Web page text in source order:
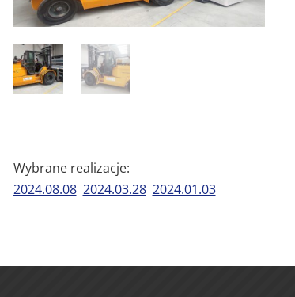
Wybrane realizacje:
2024.08.08 2024.03.28 2024.01.03